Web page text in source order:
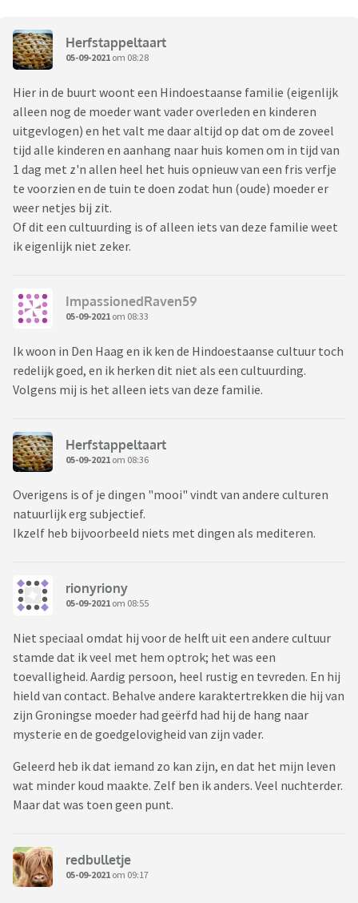
Herfstappeltaart
05-09-2021 om 08:28
Hier in de buurt woont een Hindoestaanse familie (eigenlijk
alleen nog de moeder want vader overleden en kinderen
uitgevlogen) en het valt me daar altijd op dat om de zoveel
tijd alle kinderen en aanhang naar huis komen om in tijd van
1 dag met z'n allen heel het huis opnieuw van een fris verfje
te voorzien en de tuin te doen zodat hun (oude) moeder er
weer netjes bij zit.
Of dit een cultuurding is of alleen iets van deze familie weet
ik eigenlijk niet zeker.
ImpassionedRaven59
05-09-2021 om 08:33
Ik woon in Den Haag en ik ken de Hindoestaanse cultuur toch
redelijk goed, en ik herken dit niet als een cultuurding.
Volgens mij is het alleen iets van deze familie.
Herfstappeltaart
05-09-2021 om 08:36
Overigens is of je dingen "mooi" vindt van andere culturen
natuurlijk erg subjectief.
Ikzelf heb bijvoorbeeld niets met dingen als mediteren.
rionyriony
05-09-2021 om 08:55
Niet speciaal omdat hij voor de helft uit een andere cultuur
stamde dat ik veel met hem optrok; het was een
toevalligheid. Aardig persoon, heel rustig en tevreden. En hij
hield van contact. Behalve andere karaktertrekken die hij van
zijn Groningse moeder had geërfd had hij de hang naar
mysterie en de goedgelovigheid van zijn vader.
Geleerd heb ik dat iemand zo kan zijn, en dat het mijn leven
wat minder koud maakte. Zelf ben ik anders. Veel nuchterder.
Maar dat was toen geen punt.
redbulletje
05-09-2021 om 09:17